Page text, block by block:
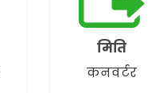
मिति
कनवर्टर